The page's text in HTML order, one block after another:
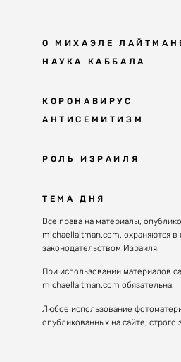
О МИХАЭЛЕ
НАУКА КАББАЛА
Мудрость
Каббала
Великие
Духовные
Конгрессы
Духовные
КОРОНАВИРУС
АНТИСЕМИТИЗМ
Антисемитизм в
Решение
РОЛЬ ИЗРАИЛЯ
Почему евреи
Израиль
Избраны
ТЕМА ДНЯ
Все права на материалы,
michaellaitman.com, охраняются в
законодательством Израиля.
При использовании материалов
michaellaitman.com обязательна.
Любое использование
опубликованных на сайте, строго